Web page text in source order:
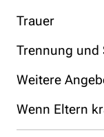
Trauer
Trennung und
Weitere
Wenn Eltern